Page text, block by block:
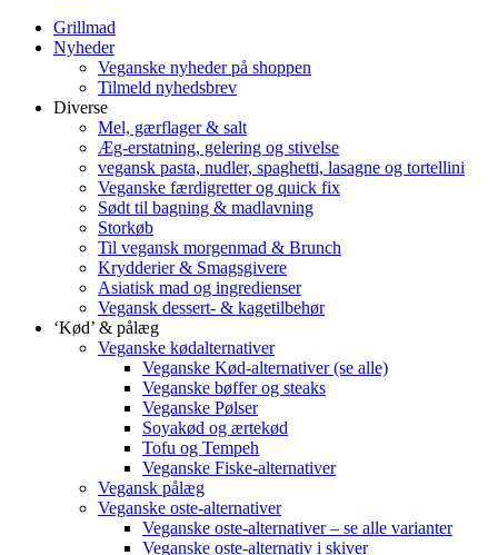
Grillmad
Nyheder
Veganske nyheder på shoppen
Tilmeld nyhedsbrev
Diverse
Mel, gærflager & salt
Æg-erstatning, gelering og stivelse
vegansk pasta, nudler, spaghetti, lasagne og tortellini
Veganske færdigretter og quick fix
Sødt til bagning & madlavning
Storkøb
Til vegansk morgenmad & Brunch
Krydderier & Smagsgivere
Asiatisk mad og ingredienser
Vegansk dessert- & kagetilbehør
‘Kød’ & pålæg
Veganske kødalternativer
Veganske Kød-alternativer (se alle)
Veganske bøffer og steaks
Veganske Pølser
Soyakød og ærtekød
Tofu og Tempeh
Veganske Fiske-alternativer
Vegansk pålæg
Veganske oste-alternativer
Veganske oste-alternativer – se alle varianter
Veganske oste-alternativ i skiver